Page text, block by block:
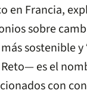
en Francia,
sobre
sostenible y
es el
con